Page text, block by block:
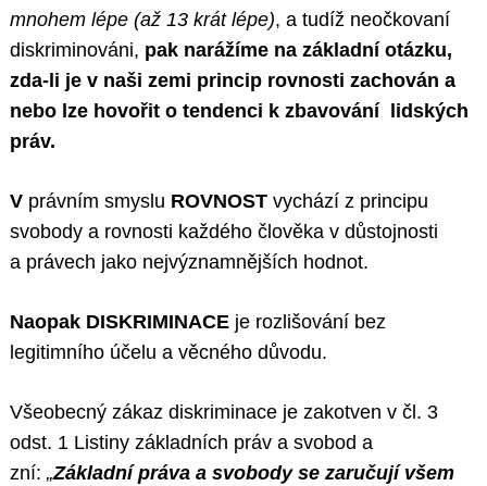
mnohem lépe (až 13 krát lépe), a tudíž neočkovaní
diskriminováni, pak narážíme na základní otázku,
zda-li je v naši zemi princip rovnosti zachován a
nebo lze hovořit o tendenci k zbavování lidských
práv.
V právním smyslu ROVNOST vychází z principu
svobody a rovnosti každého člověka v důstojnosti
a právech jako nejvýznamnějších hodnot.
Naopak DISKRIMINACE je rozlišování bez
legitimního účelu a věcného důvodu.
Všeobecný zákaz diskriminace je zakotven v čl. 3
odst. 1 Listiny základních práv a svobod a
zní: „Základní práva a svobody se zaručují všem